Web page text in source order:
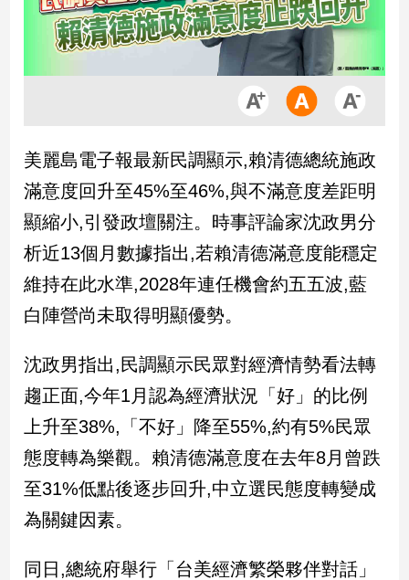
產
品
政
治
政
治
焦
品
觀
民
調
國
會
點
觀
美麗島電子報最新民調顯示,賴清德總統施政
滿意度回升至45%至46%,與不滿意度差距明
顯縮小,引發政壇關注。時事評論家沈政男分
析近13個月數據指出,若賴清德滿意度能穩定
維持在此水準,2028年連任機會約五五波,藍
白陣營尚未取得明顯優勢。
沈政男指出,民調顯示民眾對經濟情勢看法轉
趨正面,今年1月認為經濟狀況「好」的比例
上升至38%,「不好」降至55%,約有5%民眾
態度轉為樂觀。賴清德滿意度在去年8月曾跌
至31%低點後逐步回升,中立選民態度轉變成
為關鍵因素。
同日,總統府舉行「台美經濟繁榮夥伴對話」